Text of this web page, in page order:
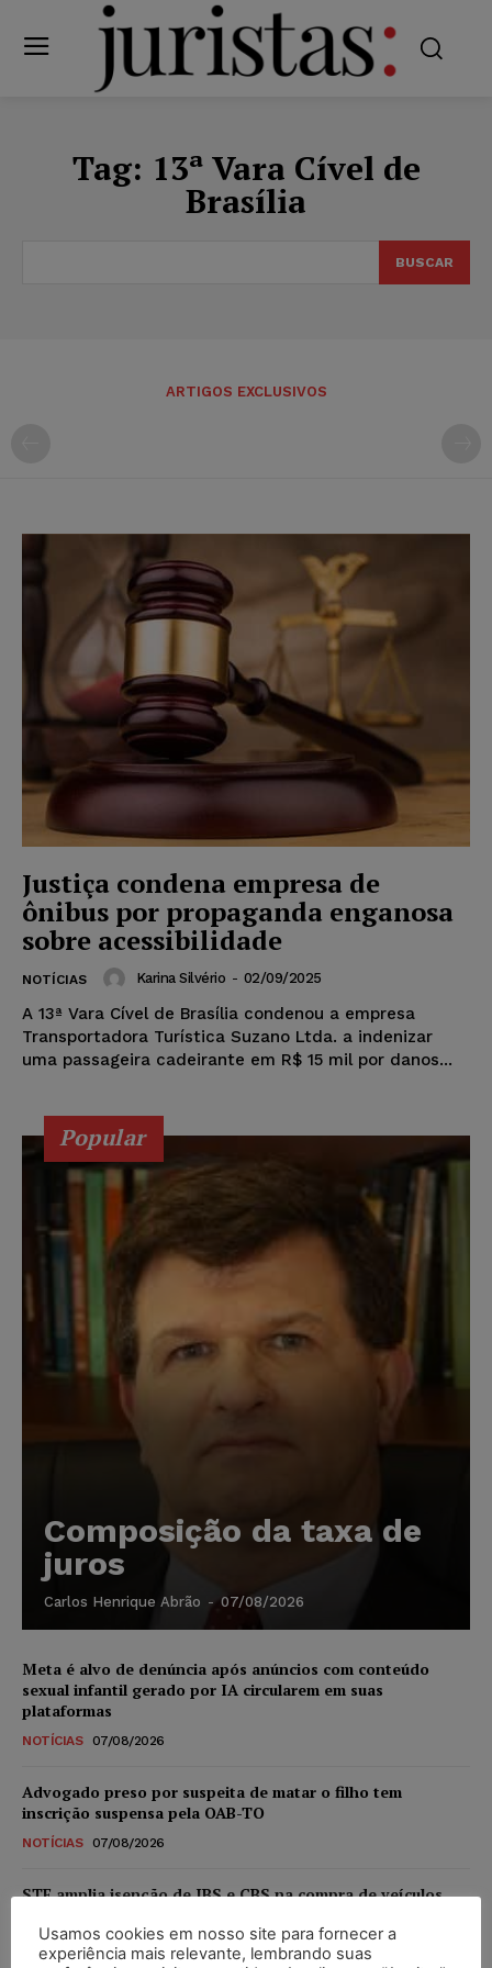
Tag: 13ª Vara Cível de
Brasília
BUSCAR
ARTIGOS EXCLUSIVOS
Justiça condena empresa de
ônibus por propaganda enganosa
sobre acessibilidade
NOTÍCIAS Karina Silvério - 02/09/2025
A 13ª Vara Cível de Brasília condenou a empresa
Transportadora Turística Suzano Ltda. a indenizar
uma passageira cadeirante em R$ 15 mil por danos...
Popular
Composição da taxa de
juros
Carlos Henrique Abrão - 07/08/2026
Meta é alvo de denúncia após anúncios com conteúdo
sexual infantil gerado por IA circularem em suas
plataformas
NOTÍCIAS 07/08/2026
Advogado preso por suspeita de matar o filho tem
inscrição suspensa pela OAB-TO
NOTÍCIAS 07/08/2026
STF amplia isenção de IBS e CBS na compra de veículos
níveis
Usamos cookies em nosso site para fornecer a
experiência mais relevante, lembrando suas